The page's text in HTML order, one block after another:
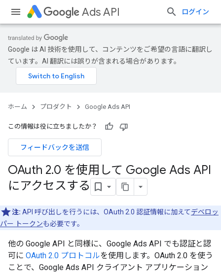
Ads API ログイン
Google は AI 技術を使用して、コンテンツをご希望の言語に翻訳し
ています。AI 翻訳には誤りが含まれる場合があります。
ホーム プロダクト Google Ads API
この情報は役に立ちましたか？
フィードバックを送信
OAuth 2.0 を使用して Google Ads API
にアクセスする
注: API 呼び出しを行うには、OAuth 2.0 認証情報に加えてデベロッ
パー トークンも必要です。
他の Google API と同様に、Google Ads API でも認証と認
可に OAuth 2.0 プロトコルを使用します。OAuth 2.0 を使う
ことで、Google Ads API クライアント アプリケーション